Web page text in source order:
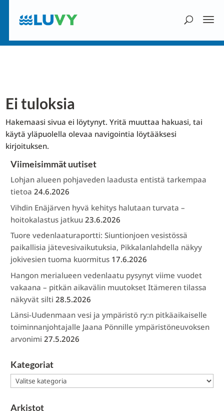
Ei tuloksia
Hakemaasi sivua ei löytynyt. Yritä muuttaa hakuasi, tai
käytä yläpuolella olevaa navigointia löytääksesi
kirjoituksen.
Viimeisimmät uutiset
Lohjan alueen pohjaveden laadusta entistä tarkempaa
tietoa 24.6.2026
Vihdin Enäjärven hyvä kehitys halutaan turvata –
hoitokalastus jatkuu 23.6.2026
Tuore vedenlaaturaportti: Siuntionjoen vesistössä
paikallisia jätevesivaikutuksia, Pikkalanlahdella näkyy
jokivesien tuoma kuormitus 17.6.2026
Hangon merialueen vedenlaatu pysynyt viime vuodet
vakaana – pitkän aikavälin muutokset Itämeren tilassa
näkyvät silti 28.5.2026
Länsi-Uudenmaan vesi ja ympäristö ry:n pitkäaikaiselle
toiminnanjohtajalle Jaana Pönnille ympäristöneuvoksen
arvonimi 27.5.2026
Kategoriat
Kategoriat
Arkistot